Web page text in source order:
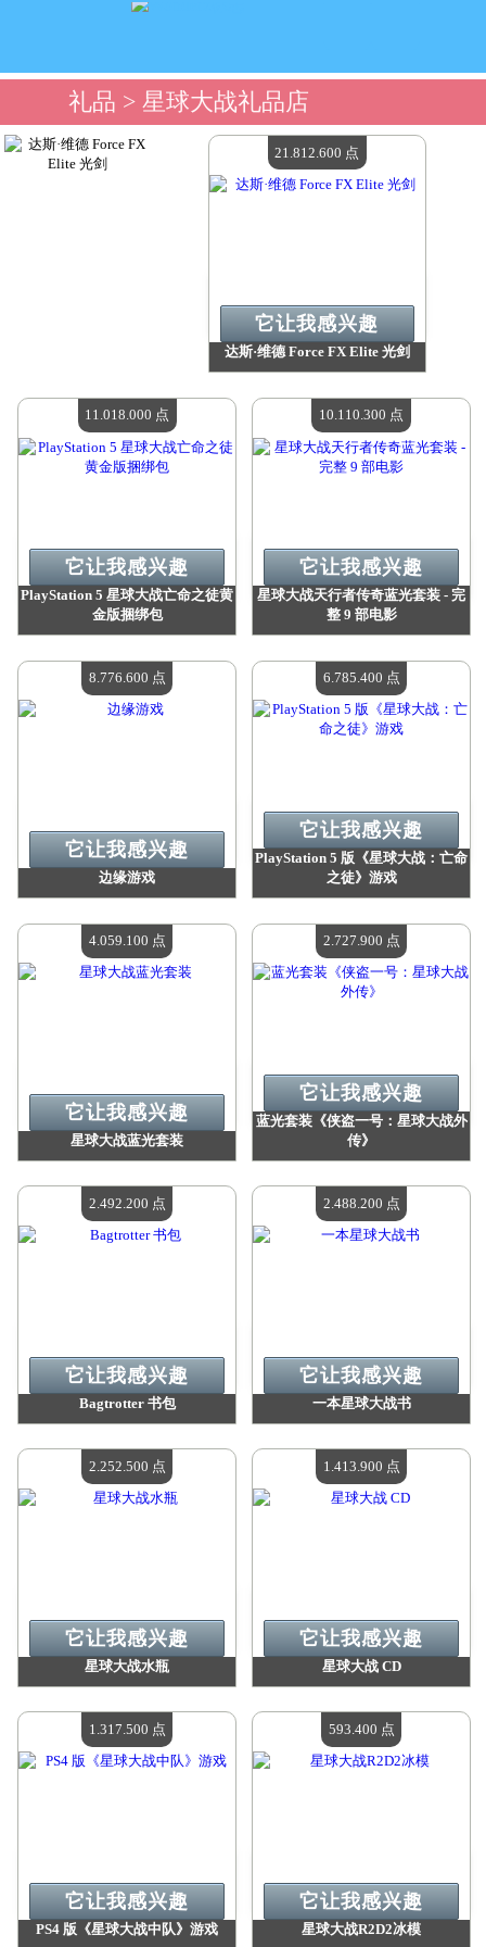
礼品 > 星球大战礼品店
达斯·维德 Force FX Elite 光剑
现有数量：4
它让我感兴趣
21.812.600 点
PlayStation 5 星球大战亡命之徒黄
金版捆绑包
现有数量：4
它让我感兴趣
11.018.000 点
星球大战天行者传奇蓝光套装 - 完
整 9 部电影
现有数量：4
它让我感兴趣
10.110.300 点
边缘游戏
现有数量：4
它让我感兴趣
8.776.600 点
PlayStation 5 版《星球大战：亡命
之徒》游戏
现有数量：4
它让我感兴趣
6.785.400 点
星球大战蓝光套装
现有数量：4
它让我感兴趣
4.059.100 点
蓝光套装《侠盗一号：星球大战外
传》
现有数量：4
它让我感兴趣
2.727.900 点
Bagtrotter 书包
现有数量：4
它让我感兴趣
2.492.200 点
一本星球大战书
现有数量：4
它让我感兴趣
2.488.200 点
星球大战水瓶
现有数量：4
它让我感兴趣
2.252.500 点
星球大战 CD
现有数量：4
它让我感兴趣
1.413.900 点
PS4 版《星球大战中队》游戏
它让我感兴趣
1.317.500 点
星球大战R2D2冰模
它让我感兴趣
593.400 点